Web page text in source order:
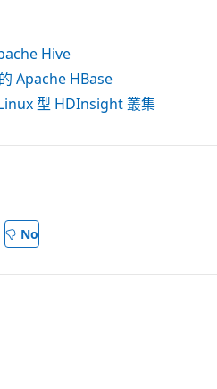
Hive
Apache HBase
型 HDInsight 叢集
No